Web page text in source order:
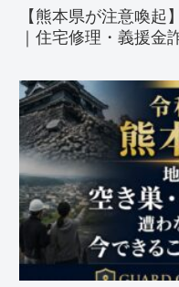
【熊本県が注意喚起
｜住宅修理・義援金